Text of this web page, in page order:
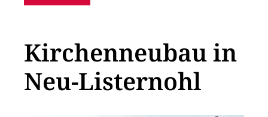
Kirchenneubau in
Neu-Listernohl